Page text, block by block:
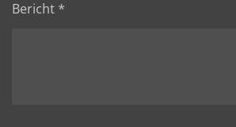
Bericht *